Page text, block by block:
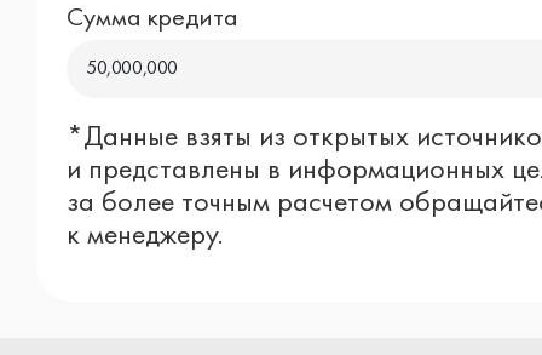
Сумма кредита
50,000,000
*Данные взяты из открытых
и представлены в информационных
за более точным расчетом
к менеджеру.